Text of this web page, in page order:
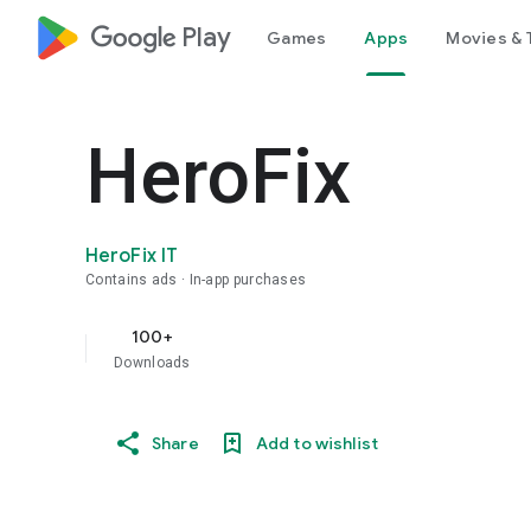
google_logo Play Games Apps Movies &
HeroFix
HeroFix IT
Contains ads In-app purchases
100+
Downloads
Share Add to wishlist